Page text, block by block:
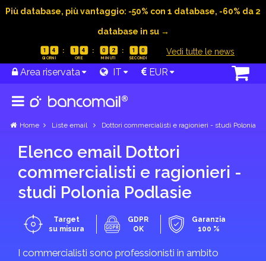
Più database, più vantaggio: -50% con 1 database, -60% da 2
database in su →
1 4 1 4 0 2 1 0 Vedi tutte le news
Area riservata IT EUR
Home Liste email Dottori commercialisti e ragionieri - studi Polonia
Elenco email Dottori
commercialisti e ragionieri -
studi Polonia Podlasie
Target
su misura
GDPR
OK
Garanzia
100 %
I commercialisti sono professionisti in ambito